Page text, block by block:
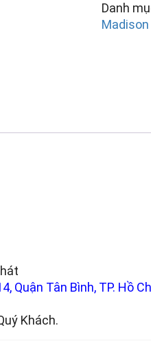
Danh
Madison
Quận Tân Bình, TP. Hồ
Khách.